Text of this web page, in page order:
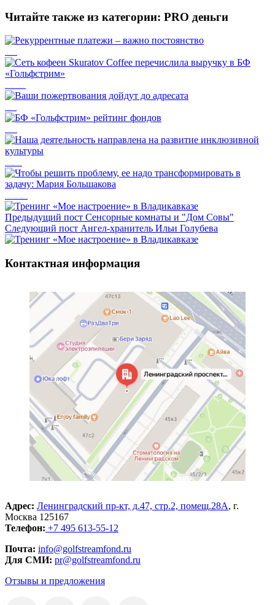
Читайте также из категории: PRO деньги
Предыдущий пост Сенсорные комнаты и "Дом Совы"
Следующий пост Ангел-хранитель Ильи Голубева
Контактная информация
Адрес: Ленинградский пр-кт, д.47, стр.2, помещ.28А, г.
Москва 125167
Телефон: +7 495 613-55-12
Почта: info@golfstreamfond.ru
Для СМИ: pr@golfstreamfond.ru
Отзывы и предложения